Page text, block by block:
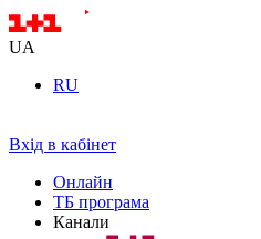
UA
RU
Вхід в кабінет
Онлайн
ТБ програма
Канали